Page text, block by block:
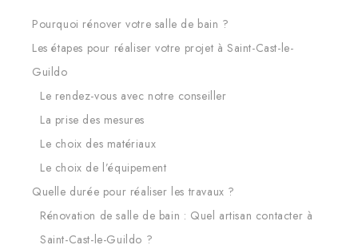
Pourquoi rénover votre salle de bain ?
Les étapes pour réaliser votre projet à Saint-Cast-le-
Guildo
Le rendez-vous avec notre conseiller
La prise des mesures
Le choix des matériaux
Le choix de l’équipement
Quelle durée pour réaliser les travaux ?
Rénovation de salle de bain : Quel artisan contacter à
Saint-Cast-le-Guildo ?